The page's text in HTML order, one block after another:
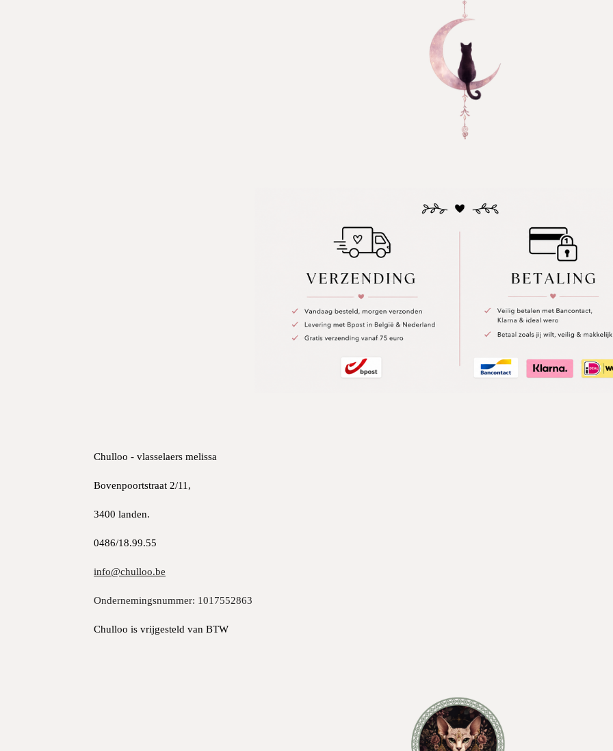
Chulloo - vlasselaers melissa
Bovenpoortstraat 2/11,
3400 landen.
0486/18.99.55
info@chulloo.be
Ondernemingsnummer: 1017552863
Chulloo is vrijgesteld van BTW